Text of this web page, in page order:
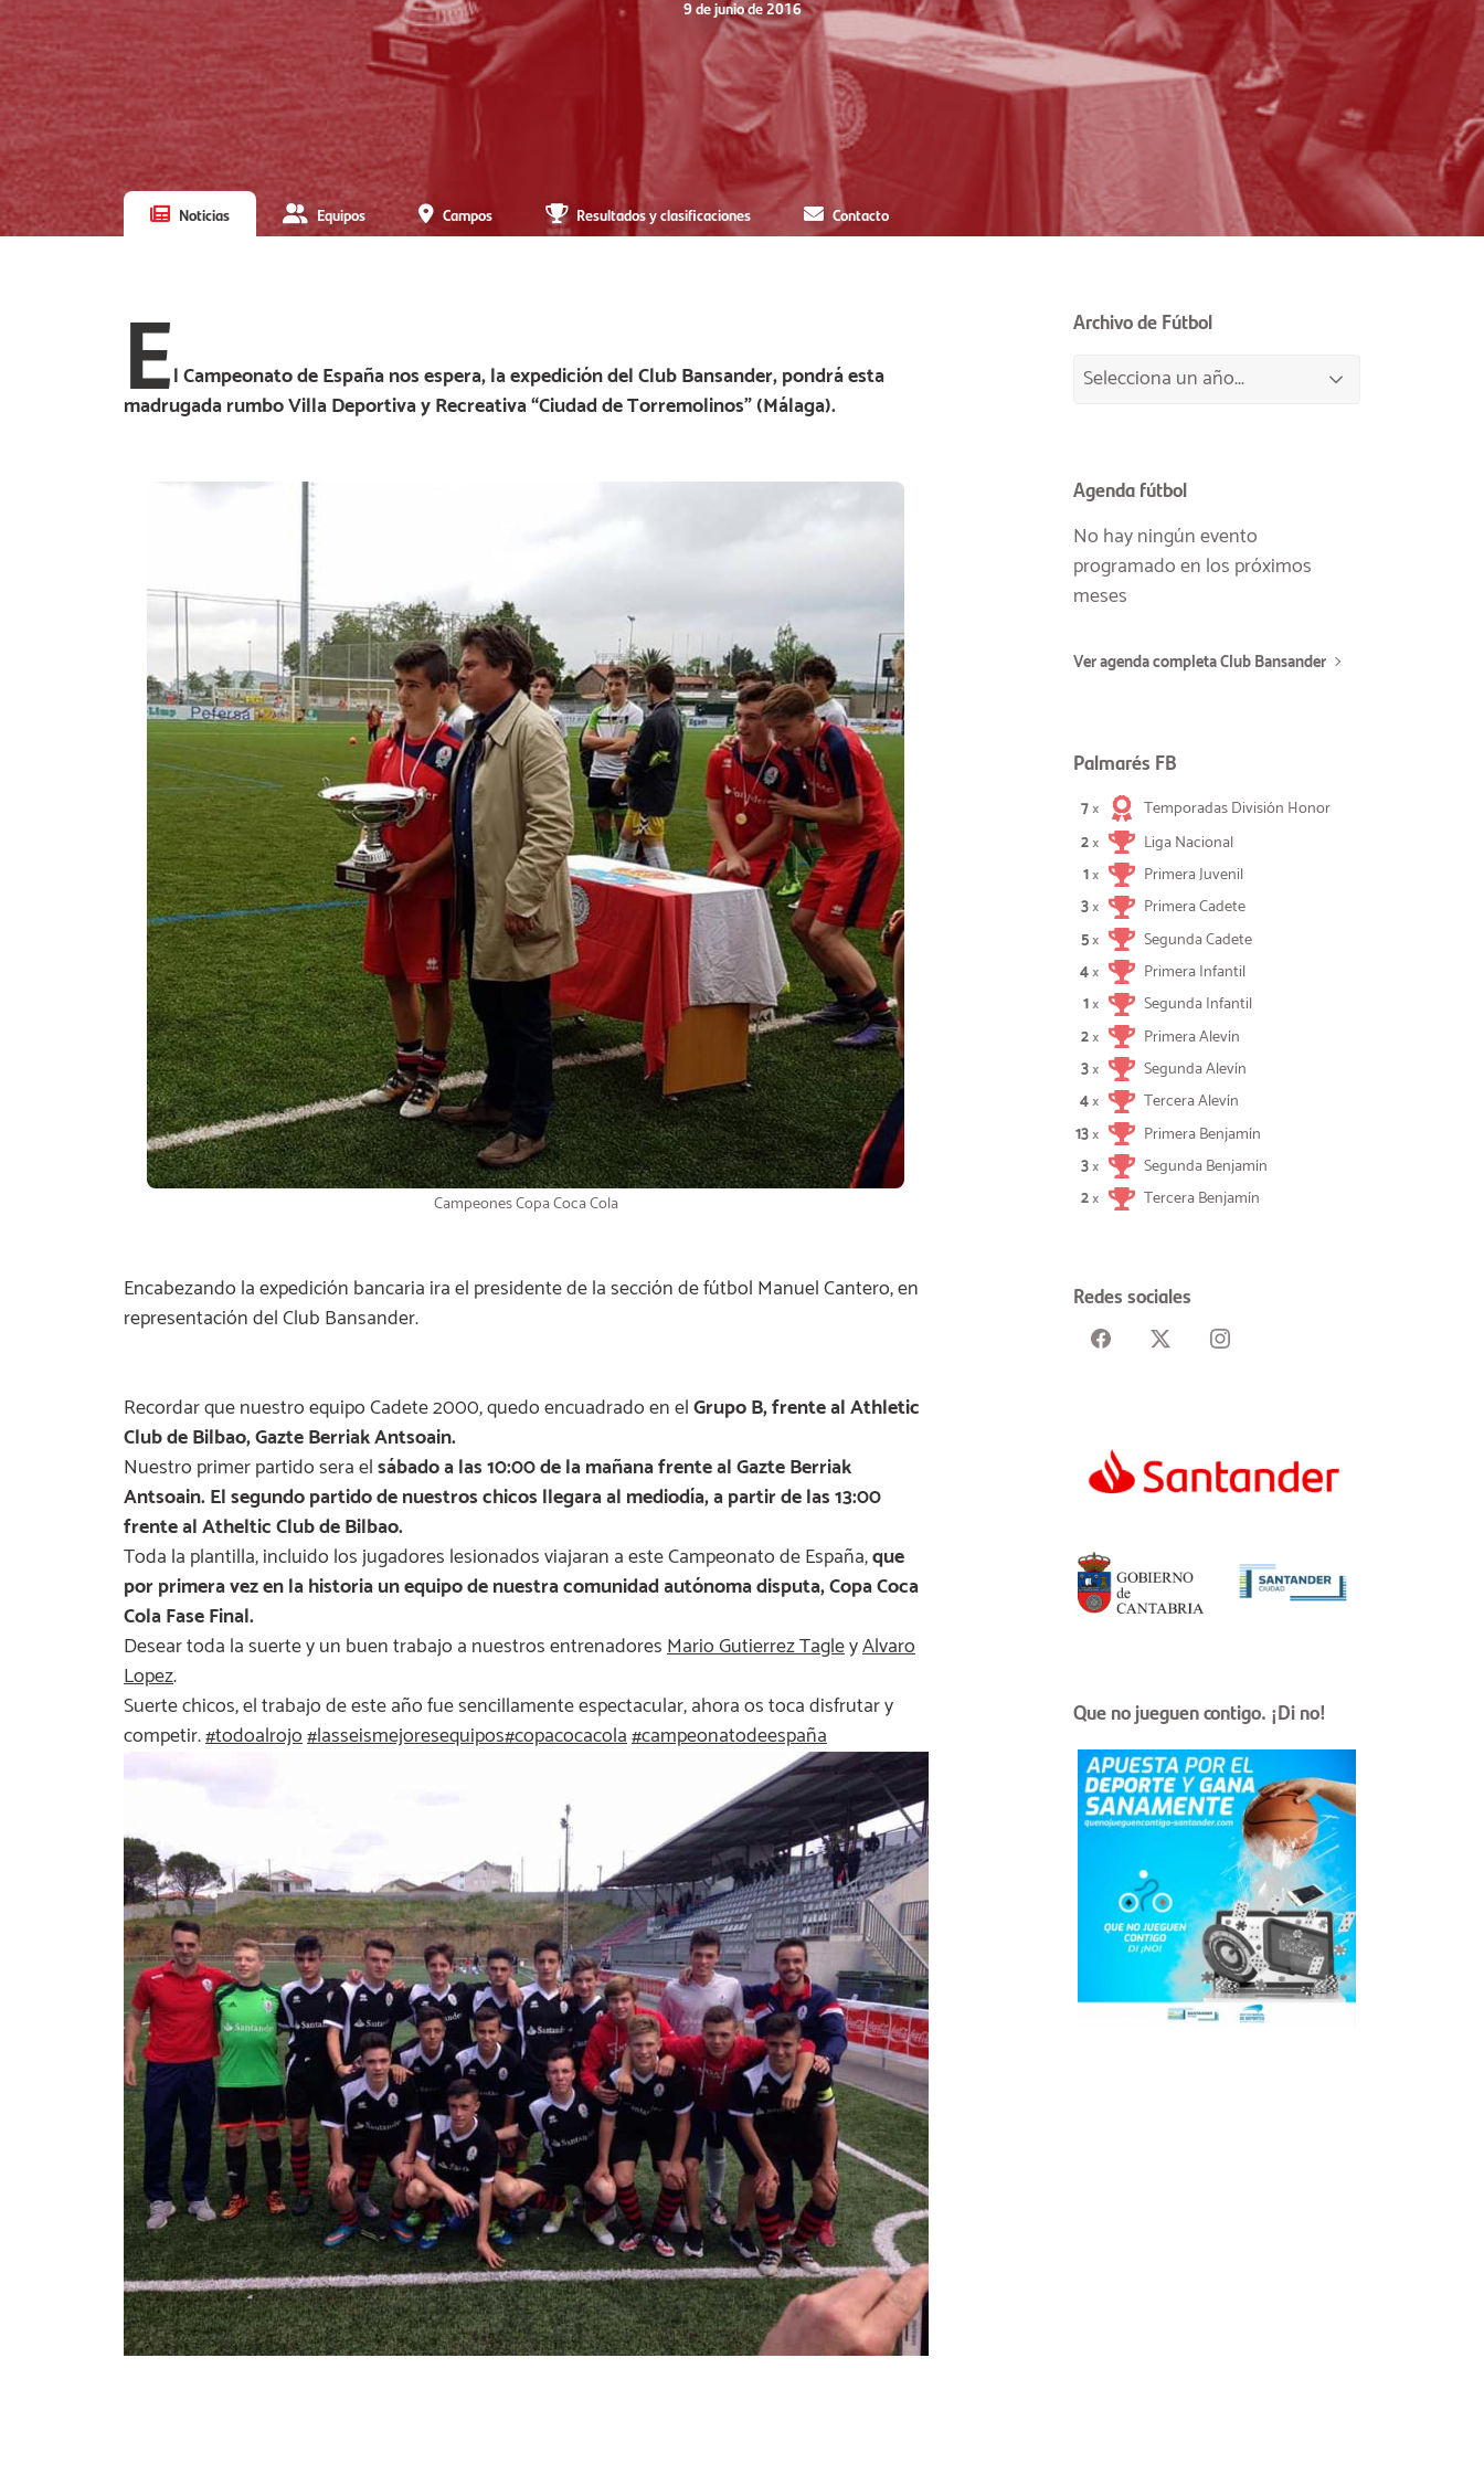
9 de junio de 2016
Noticias Equipos Campos Resultados y clasificaciones Contacto
El Campeonato de España nos espera, la expedición del Club Bansander, pondrá esta
madrugada rumbo Villa Deportiva y Recreativa “Ciudad de Torremolinos” (Málaga).
Campeones Copa Coca Cola
Encabezando la expedición bancaria ira el presidente de la sección de fútbol Manuel Cantero, en
representación del Club Bansander.
Recordar que nuestro equipo Cadete 2000, quedo encuadrado en elGrupo B, frente al Athletic
Club de Bilbao, Gazte Berriak Antsoain.
Nuestro primer partido sera elsábado a las 10:00 de la mañana frente al Gazte Berriak
Antsoain. El segundo partido de nuestros chicos llegara al mediodía, a partir de las 13:00
frente al Atheltic Club de Bilbao.
Toda la plantilla, incluido los jugadores lesionados viajaran a este Campeonato de España,que
por primera vez en la historia un equipo de nuestra comunidad autónoma disputa, Copa Coca
Cola Fase Final.
Desear toda la suerte y un buen trabajo a nuestros entrenadoresMario Gutierrez TagleyAlvaro
Lopez.
Suerte chicos, el trabajo de este año fue sencillamente espectacular, ahora os toca disfrutar y
competir.‪#‎todoalrojo‬‪#‎lasseismejoresequipos‬‪#‎copacocacola‬‪#‎campeonatodeespaña‬
Archivo de Fútbol
Agenda fútbol
No hay ningún evento
programado en los próximos
meses
Ver agenda completa Club Bansander
Palmarés FB
7×
Temporadas División Honor
2×
Liga Nacional
1×
Primera Juvenil
3×
Primera Cadete
5×
Segunda Cadete
4×
Primera Infantil
1×
Segunda Infantil
2×
Primera Alevín
3×
Segunda Alevín
4×
Tercera Alevín
13×
Primera Benjamín
3×
Segunda Benjamín
2× Tercera Benjamín
Redes sociales
Que no jueguen contigo. ¡Di no!